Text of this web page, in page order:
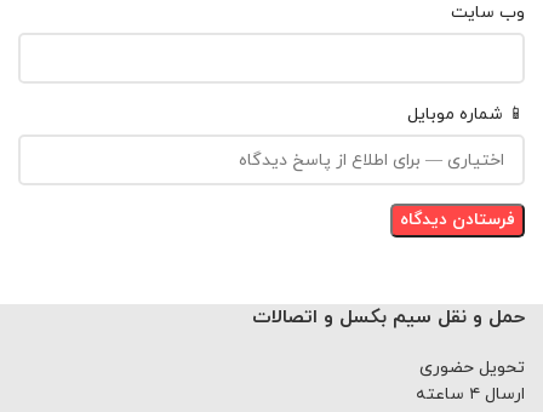
وب‌ سایت
📱 شماره موبایل
حمل و نقل سیم بکسل و اتصالات
تحویل حضوری
ارسال ۴ ساعته